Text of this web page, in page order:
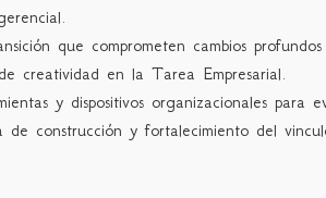
que comprometen cambios
creatividad en la Tarea Empresarial.
y dispositivos organizacionales para
de construcción y fortalecimiento del